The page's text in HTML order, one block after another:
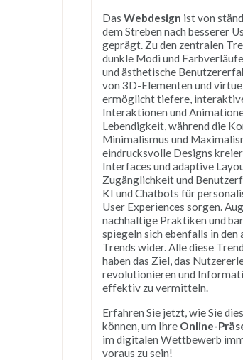
Das Webdesign ist von
dem Streben nach besserer
geprägt. Zu den zentralen
dunkle Modi und
und ästhetische
von 3D-Elementen und
ermöglicht tiefere,
Interaktionen und
Lebendigkeit, während die
Minimalismus und
eindrucksvolle Designs
Interfaces und adaptive
Zugänglichkeit und
KI und Chatbots für
User Experiences sorgen.
nachhaltige Praktiken und
spiegeln sich ebenfalls in
Trends wider. Alle diese
haben das Ziel, das
revolutionieren und
effektiv zu vermitteln.
Erfahren Sie jetzt, wie Sie
können, um Ihre Online-
im digitalen Wettbewerb
voraus zu sein!